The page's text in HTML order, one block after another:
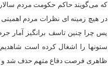
که می‌گویند حاکم حکومت مردم سالار
در هیچ زمینه ای نظرات مردم اهمیتی
پس چرا چنین تاسف برانگیز آمار
ستونها را اشغال کرده است
ظاهری فرصت دفاع متهم حذف شد و